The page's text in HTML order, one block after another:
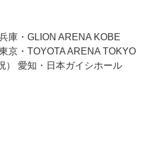
庫・GLION ARENA KOBE
京・TOYOTA ARENA TOKYO
） 愛知・日本ガイシホール